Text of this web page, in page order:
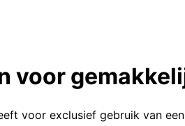
voor
voor exclusief gebruik van